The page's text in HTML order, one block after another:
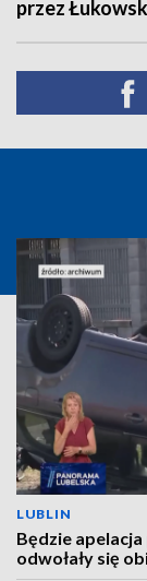
przez
LUBLIN
Będzie
odwołały się